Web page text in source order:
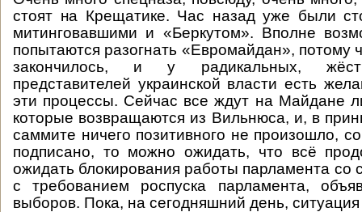
стоят на Крещатике. Час назад уже были
митинговавшими и «Беркутом». Вполне
попытаются разогнать «Евромайдан», потому
закончилось, и у радикальных,
представителей украинской власти есть
эти процессы. Сейчас все ждут на Майдане
которые возвращаются из Вильнюса, и, в
саммите ничего позитивного не произошло,
подписано, то можно ожидать, что всё
ожидать блокирования работы парламента со
с требованием роспуска парламента,
выборов. Пока, на сегодняшний день, ситуация